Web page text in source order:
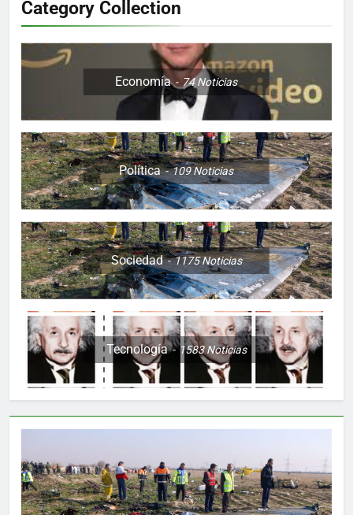
Category Collection
Economía 74Noticias
Política 109Noticias
Sociedad 1175Noticias
Tecnología 1583Noticias